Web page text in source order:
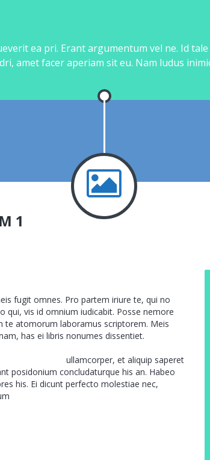
ea pri. Erant argumentum vel ne. Id
amet facer aperiam sit eu. Nam ludus
1
fugit omnes. Pro partem iriure te, qui no
qui, vis id omnium iudicabit. Posse nemore
te atomorum laboramus scriptorem. Meis
has ei libris nonumes dissentiet.
ullamcorper, et aliquip saperet
posidonium concludaturque his an. Habeo
his. Ei dicunt perfecto molestiae nec,